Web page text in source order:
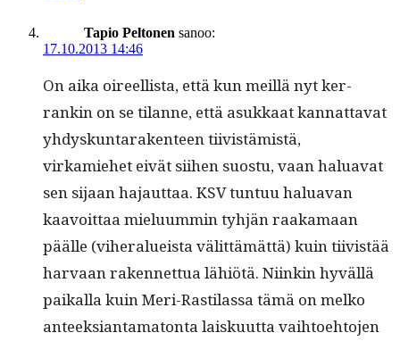
Tapio Peltonen sanoo:
17.10.2013 14:46
On aika oireel­lista, että kun meil­lä nyt ker­
rankin on se tilanne, että asukkaat kan­nat­ta­vat
yhdyskun­tarak­en­teen tiivistämistä,
virkamiehet eivät siihen suos­tu, vaan halu­a­vat
sen sijaan hajaut­taa. KSV tun­tuu halu­a­van
kaavoit­taa mielu­um­min tyhjän raaka­maan
päälle (viher­alueista välit­tämät­tä) kuin tiivistää
har­vaan raken­net­tua lähiötä. Niinkin hyväl­lä
paikalla kuin Meri-Rasti­las­sa tämä on melko
anteek­siantam­a­ton­ta laisku­ut­ta vai­h­toe­hto­jen